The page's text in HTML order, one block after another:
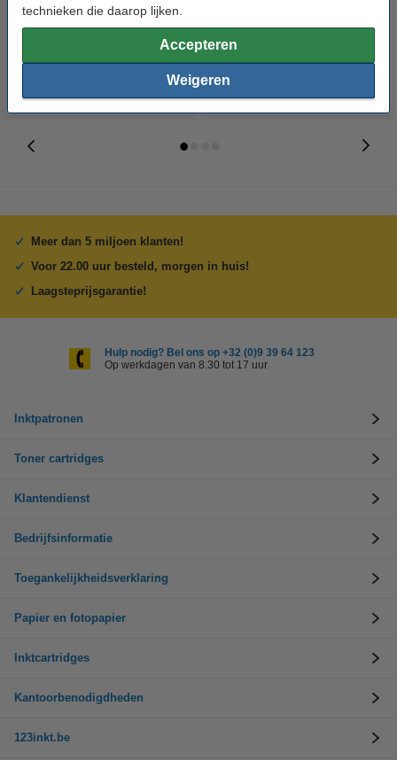
technieken die daarop lijken.
Accepteren
Weigeren
€ 8,50 Incl. 21% btw € 102,50 Incl. 21% btw
Meer dan 5 miljoen klanten!
Voor 22.00 uur besteld, morgen in huis!
Laagsteprijsgarantie!
Hulp nodig? Bel ons op +32 (0)9 39 64 123
Op werkdagen van 8.30 tot 17 uur
Inktpatronen
Toner cartridges
Klantendienst
Bedrijfsinformatie
Toegankelijkheidsverklaring
Papier en fotopapier
Inktcartridges
Kantoorbenodigdheden
123inkt.be